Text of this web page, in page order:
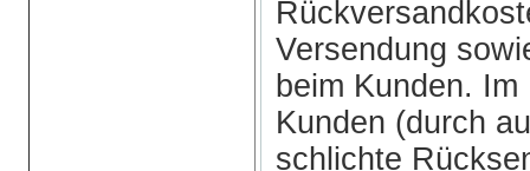
Versendung
beim Kunden.
Kunden (durch
schlichte